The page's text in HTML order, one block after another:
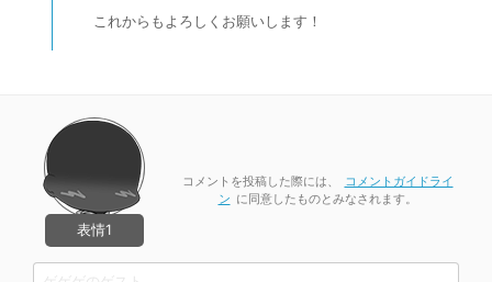
これからもよろしくお願いします！
コメントを投稿した際には、
コメントガイドライ
ン に同意したものとみなされます。
表情1